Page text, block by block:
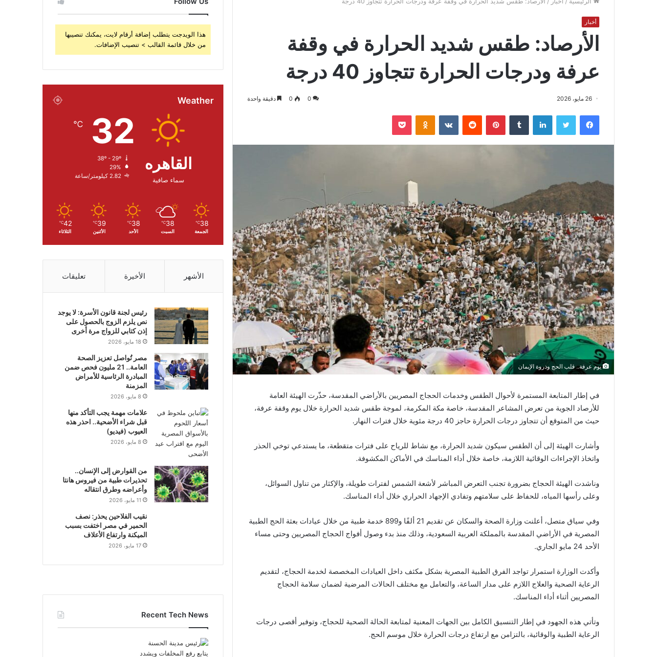
أخبار
الأرصاد: طقس شديد الحرارة في وقفة
عرفة ودرجات الحرارة تتجاوز 40 درجة
26 مايو، 2026 0
0 دقيقة واحدة
فيسبوك تويتر لينكدإن بينتيريست Odnoklassniki
بوكيت
يوم عرفة.. قلب الحج وذروة الإيمان
في إطار المتابعة المستمرة لأحوال الطقس وخدمات الحجاج المصريين بالأراضي المقدسة، حذّرت الهيئة العامة
للأرصاد الجوية من تعرض المشاعر المقدسة، خاصة مكة المكرمة، لموجة طقس شديد الحرارة خلال يوم وقفة عرفة،
حيث من المتوقع أن تتجاوز درجات الحرارة حاجز 40 درجة مئوية خلال فترات النهار.
وأشارت الهيئة إلى أن الطقس سيكون شديد الحرارة، مع نشاط للرياح على فترات متقطعة، ما يستدعي توخي الحذر
واتخاذ الإجراءات الوقائية اللازمة، خاصة خلال أداء المناسك في الأماكن المكشوفة.
وناشدت الهيئة الحجاج بضرورة تجنب التعرض المباشر لأشعة الشمس لفترات طويلة، والإكثار من تناول السوائل،
وعلى رأسها المياه، للحفاظ على سلامتهم وتفادي الإجهاد الحراري خلال أداء المناسك.
وفي سياق متصل، أعلنت وزارة الصحة والسكان عن تقديم 21 ألفًا و899 خدمة طبية من خلال عيادات بعثة الحج الطبية
المصرية في الأراضي المقدسة بالمملكة العربية السعودية، وذلك منذ بدء وصول أفواج الحجاج المصريين وحتى مساء
الأحد 24 مايو الجاري.
وأكدت الوزارة استمرار تواجد الفرق الطبية المصرية بشكل مكثف داخل العيادات المخصصة لخدمة الحجاج، لتقديم
الرعاية الصحية والعلاج اللازم على مدار الساعة، والتعامل مع مختلف الحالات المرضية لضمان سلامة الحجاج
المصريين أثناء أداء المناسك.
وتأتي هذه الجهود في إطار التنسيق الكامل بين الجهات المعنية لمتابعة الحالة الصحية للحجاج، وتوفير أقصى درجات
الرعاية الطبية والوقائية، بالتزامن مع ارتفاع درجات الحرارة خلال موسم الحج.
هذا الويدجت يتطلب إضافة أرقام لايت، يمكنك تنصيبها
من خلال قائمة القالب > تنصيب الإضافات.
Weather
القاهره
سماء صافية
32
℃
29%
2.82 كيلومتر/ساعة
38
℃
الجمعة
38
℃
السبت
38
℃
الأحد
39
℃
الأثنين
42
℃
الثلاثاء
الأشهر الأخيرة تعليقات
رئيس لجنة قانون الأسرة: لا يوجد
نص يلزم الزوج بالحصول على
إذن كتابي للزواج مرة أخرى
18 مايو، 2026
مصر تُواصل تعزيز الصحة
العامة.. 21 مليون فحص ضمن
المبادرة الرئاسية للأمراض
المزمنة
8 مايو، 2026
علامات مهمة يجب التأكد منها
قبل شراء الأضحية.. احذر هذه
العيوب (فيديو)
8 مايو، 2026
من القوارض إلى الإنسان..
تحذيرات طبية من فيروس هانتا
وأعراضه وطرق انتقاله
11 مايو، 2026
نقيب الفلاحين يحذر: نصف
الحمير في مصر اختفت بسبب
الميكنة وارتفاع الأعلاف
17 مايو، 2026
Recent Tech News